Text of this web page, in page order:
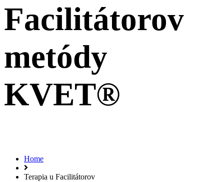
Facilitátorov
metódy
KVET®
Home
Terapia u Facilitátorov